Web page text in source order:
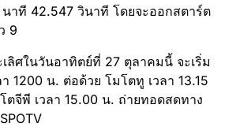
นาที 42.547 วินาที โดยจะออกสตาร์ต
9
ลิศในวันอาทิตย์ที่ 27 ตุลาคมนี้ จะเริ่ม
1200 น. ต่อด้วย โมโตทู เวลา 13.15
ตจีพี เวลา 15.00 น. ถ่ายทอดสดทาง